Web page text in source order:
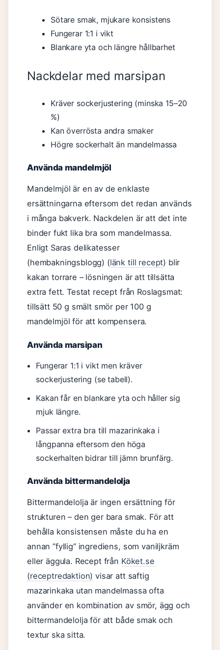
Sötare smak, mjukare konsistens
Fungerar 1:1 i vikt
Blankare yta och längre hållbarhet
Nackdelar med marsipan
Kräver sockerjustering (minska 15–20
%)
Kan överrösta andra smaker
Högre sockerhalt än mandelmassa
Använda mandelmjöl
Mandelmjöl är en av de enklaste
ersättningarna eftersom det redan används
i många bakverk. Nackdelen är att det inte
binder fukt lika bra som mandelmassa.
Enligt Saras delikatesser
(hembakningsblogg) (länk till recept) blir
kakan torrare – lösningen är att tillsätta
extra fett. Testat recept från Roslagsmat:
tillsätt 50 g smält smör per 100 g
mandelmjöl för att kompensera.
Använda marsipan
Fungerar 1:1 i vikt men kräver
sockerjustering (se tabell).
Kakan får en blankare yta och håller sig
mjuk längre.
Passar extra bra till mazarinkaka i
långpanna eftersom den höga
sockerhalten bidrar till jämn brunfärg.
Använda bittermandelolja
Bittermandelolja är ingen ersättning för
strukturen – den ger bara smak. För att
behålla konsistensen måste du ha en
annan ”fyllig” ingrediens, som vaniljkräm
eller äggula. Recept från Köket.se
(receptredaktion) visar att saftig
mazarinkaka utan mandelmassa ofta
använder en kombination av smör, ägg och
bittermandelolja för att både smak och
textur ska sitta.